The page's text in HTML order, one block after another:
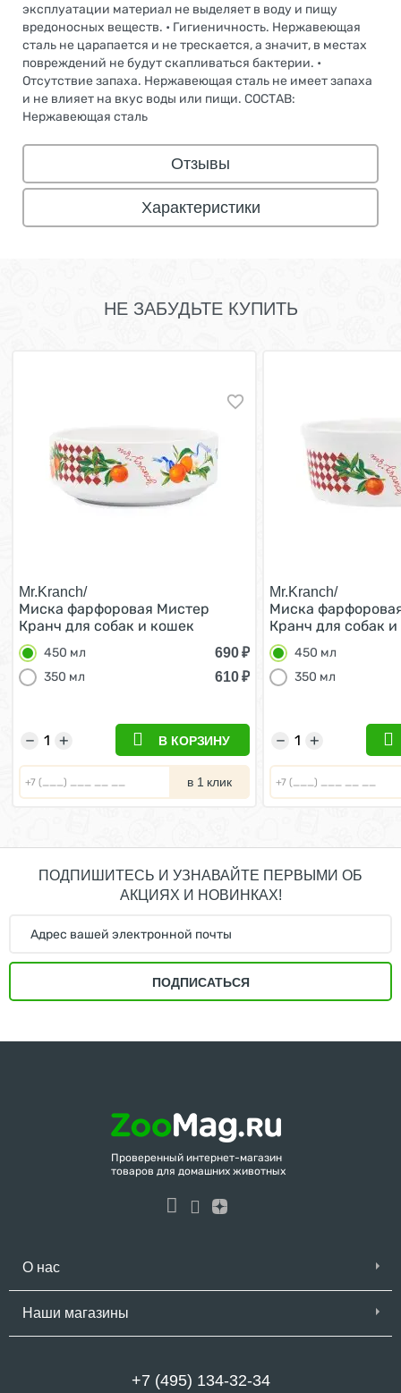
эксплуатации материал не выделяет в воду и пищу
вредоносных веществ. • Гигиеничность. Нержавеющая
сталь не царапается и не трескается, а значит, в местах
повреждений не будут скапливаться бактерии. •
Отсутствие запаха. Нержавеющая сталь не имеет запаха
и не влияет на вкус воды или пищи. СОСТАВ:
Нержавеющая сталь
Отзывы
Характеристики
НЕ ЗАБУДЬТЕ КУПИТЬ
Mr.Kranch/
Миска фарфоровая Мистер
Кранч для собак и кошек
Апельсины Белая 450 мл
450 мл 690₽
350 мл
610₽
+
− В КОРЗИНУ
в 1 клик
Mr.Kranch/
Миска
Кранч для собак
Апельсины Белая
450 мл
350 мл
+
−
ПОДПИШИТЕСЬ И УЗНАВАЙТЕ ПЕРВЫМИ ОБ
АКЦИЯХ И НОВИНКАХ!
ПОДПИСАТЬСЯ
Проверенный интернет-магазин
товаров для домашних животных
О нас
Наши магазины
+7 (495) 134-32-34